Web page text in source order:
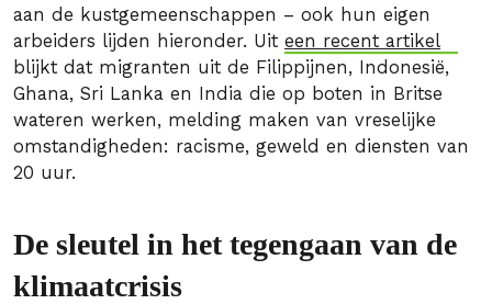
aan de kustgemeenschappen – ook hun eigen
arbeiders lijden hieronder. Uit een recent artikel
blijkt dat migranten uit de Filippijnen, Indonesië,
Ghana, Sri Lanka en India die op boten in Britse
wateren werken, melding maken van vreselijke
omstandigheden: racisme, geweld en diensten van
20 uur.
De sleutel in het tegengaan van de
klimaatcrisis